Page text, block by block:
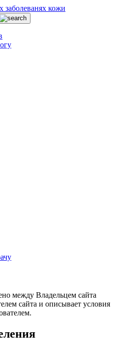
заболеванях кожи
между Владельцем сайта
сайта и описывает условия